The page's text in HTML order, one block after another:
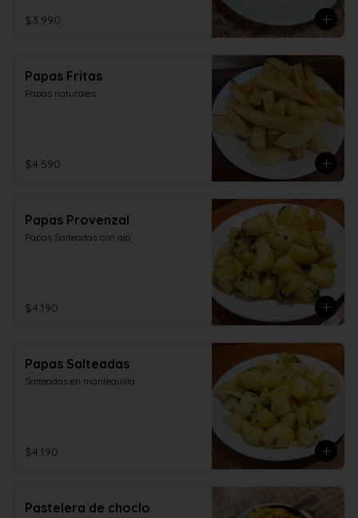
$3.990
Papas Fritas
Papas naturales
$4.590
Papas Provenzal
Papas Salteadas con ajo
$4.190
Papas Salteadas
Salteadas en mantequilla
$4.190
Pastelera de choclo